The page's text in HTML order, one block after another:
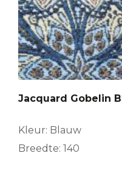
Jacquard Gobelin
Kleur: Blauw
Breedte: 140